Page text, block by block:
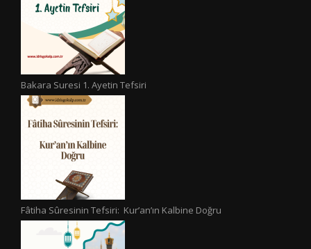
Bakara Suresi 1. Ayetin Tefsiri
Fâtiha Sûresinin Tefsiri: Kur’an’ın Kalbine Doğru